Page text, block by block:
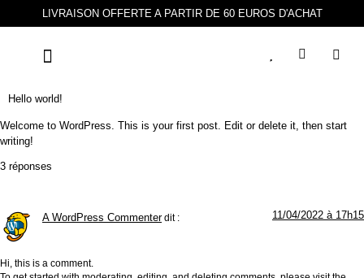
LIVRAISON OFFERTE A PARTIR DE 60 EUROS D'ACHAT
Hello world!
Welcome to WordPress. This is your first post. Edit or delete it, then start
writing!
3 réponses
A WordPress Commenter dit : 11/04/2022 à 17h15
Hi, this is a comment.